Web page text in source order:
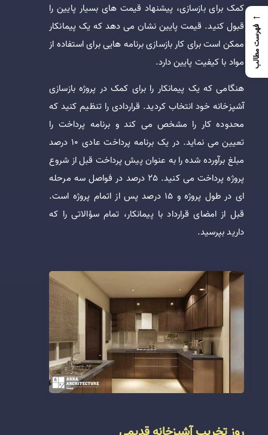
کمک برای بازسازی، پیشنهاد قیمت های بسیار پایین را
قبول کنید. قیمت پایین نشان می دهد که یک پیمانکار
ممکن است برای کار بازسازی برنامه هایی برای استفاده از
مواد با کیفیت پایین دارد.
هنگامی که یک پیمانکار را برای کمک در پروژه بازسازی
آشپزخانه خود انتخاب کردید. قراردادی را تنظیم کنید که
محدوده کار را مشخص می کند و برنامه پرداخت را
تعیین می نماید. در یک برنامه پرداخت عادی 10 درصد
مبلغ برآورده شده را به ‌عنوان پیش پرداخت قبل از شروع
پروژه پرداخت می کنید. 25 درصد در فواصل سه مرحله
ای در طول پروژه و 15 درصد پس از اتمام پروژه است.
قبل از امضای قرارداد با پیمانکار، تمام سؤالاتی را که
دارید بپرسید.
←
فهرست مطالب